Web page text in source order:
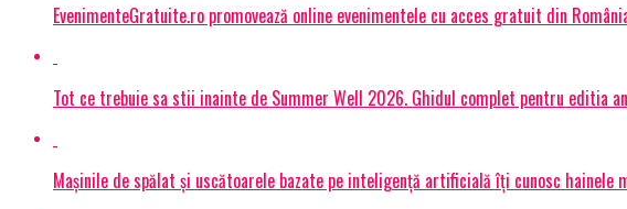
EvenimenteGratuite.ro promovează online evenimentele cu acces gratuit din
Tot ce trebuie sa stii inainte de Summer Well 2026. Ghidul complet pentru editia
Mașinile de spălat și uscătoarele bazate pe inteligență artificială îți cunosc hainele